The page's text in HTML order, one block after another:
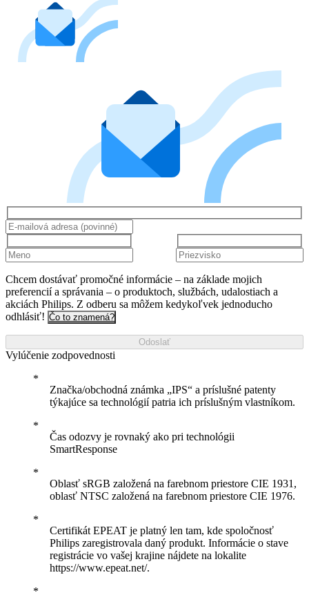
Chcem dostávať promočné informácie – na základe mojich
preferencií a správania – o produktoch, službách, udalostiach a
akciách Philips. Z odberu sa môžem kedykoľvek jednoducho
odhlásiť! Čo to znamená?
Odoslať
Vylúčenie zodpovednosti
Značka/obchodná známka „IPS“ a príslušné patenty
týkajúce sa technológií patria ich príslušným vlastníkom.
Čas odozvy je rovnaký ako pri technológii
SmartResponse
Oblasť sRGB založená na farebnom priestore CIE 1931,
oblasť NTSC založená na farebnom priestore CIE 1976.
Certifikát EPEAT je platný len tam, kde spoločnosť
Philips zaregistrovala daný produkt. Informácie o stave
registrácie vo vašej krajine nájdete na lokalite
https://www.epeat.net/.